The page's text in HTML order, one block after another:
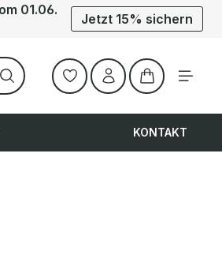
01.06.
Jetzt 15% sichern
Warenkorb
KONTAKT